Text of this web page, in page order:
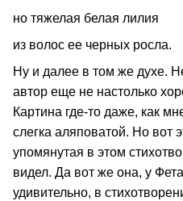
но тяжелая белая лилия
из волос ее черных росла.
Ну и далее в том же духе.
автор еще не настолько
Картина где-то даже, как
слегка аляповатой. Но вот
упомянутая в этом
видел. Да вот же она, у
удивительно, в